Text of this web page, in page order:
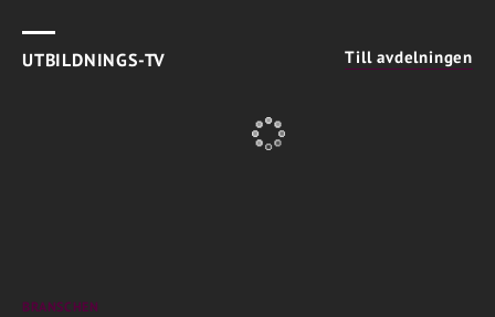
UTBILDNINGS-TV Till avdelningen
BRANSCHEN